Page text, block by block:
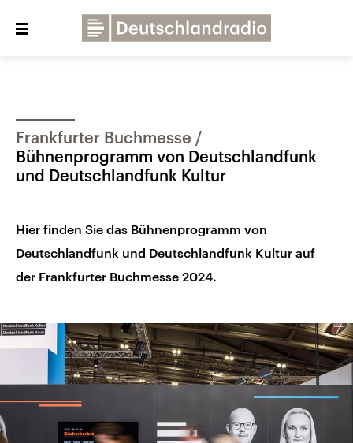
Close
Dialog und Kontakt Veranstaltungen
Frankfurter Buchmesse
Bühnenprogramm von Deutschlandfunk
und Deutschlandfunk Kultur
Hier finden Sie das Bühnenprogramm von
Deutschlandfunk und Deutschlandfunk Kultur auf
der Frankfurter Buchmesse 2024.